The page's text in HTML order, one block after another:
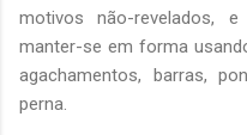
motivos não-revelados,
manter-se em forma
agachamentos, barras,
perna.